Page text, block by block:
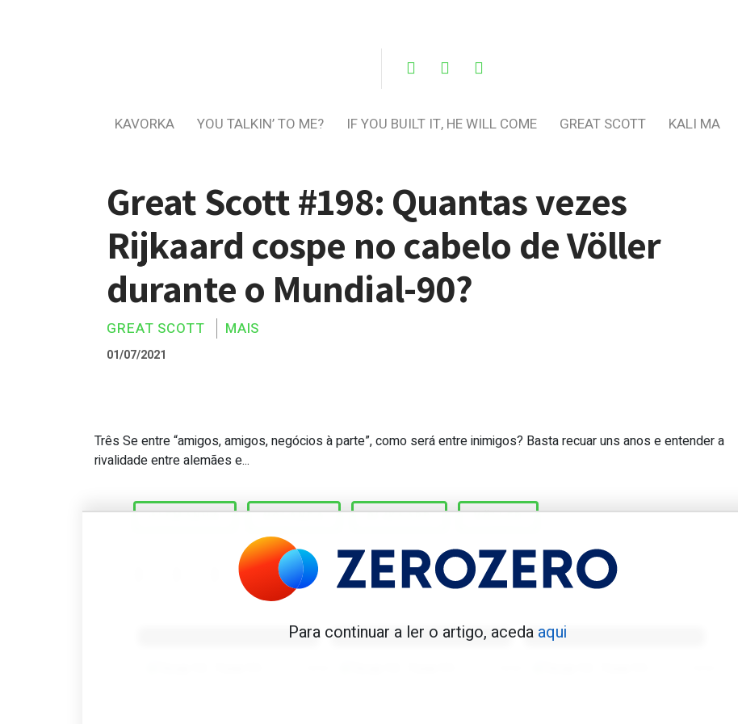
KAVORKA YOU TALKIN’ TO ME? IF YOU BUILT IT, HE WILL COME GREAT SCOTT KALI MA
Great Scott #198: Quantas vezes
Rijkaard cospe no cabelo de Völler
durante o Mundial-90?
GREAT SCOTT MAIS
01/07/2021
Great Scott #198: Quantas vezes Rijkaard cospe no cabelo de
Três Se entre “amigos, amigos, negócios à parte”, como será entre inimigos? Basta recuar uns anos e entender a
rivalidade entre alemães e...
ALEMANHA HOLANDA RIJKAARD VÖLLER
Para continuar a ler o artigo, aceda aqui